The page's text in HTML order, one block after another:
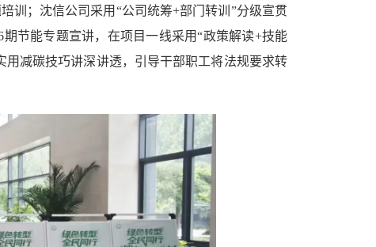
训；沈信公司采用“公司统筹+部门转训”分级宣贯
节能专题宣讲，在项目一线采用“政策解读+技能
减碳技巧讲深讲透，引导干部职工将法规要求转